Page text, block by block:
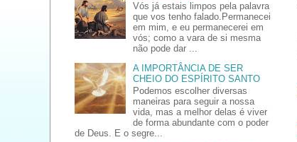
Vós já estais limpos pela palavra
que vos tenho falado.Permanecei
em mim, e eu permanecerei em
vós; como a vara de si mesma
não pode dar ...
A IMPORTÂNCIA DE SER
CHEIO DO ESPÍRITO SANTO
Podemos escolher diversas
maneiras para seguir a nossa
vida, mas a melhor delas é viver
de forma abundante com o poder
de Deus. E o segre...